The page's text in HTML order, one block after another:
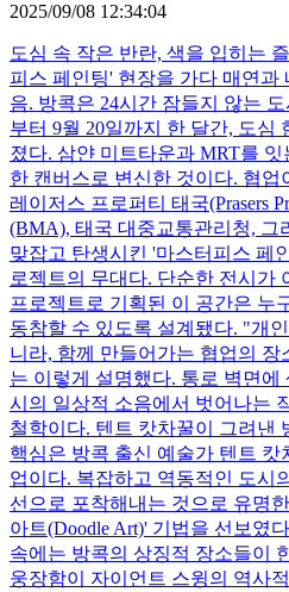
2025/09/08 12:34:04
도심 속 작은 반란, 색을 입히는
피스 페인팅' 현장을 가다 매연과
음. 방콕은 24시간 잠들지 않는
부터 9월 20일까지 한 달간, 도심
졌다. 삼얀 미트타운과 MRT를
한 캔버스로 변신한 것이다. 협업
레이저스 프로퍼티 태국(Prasers
(BMA), 태국 대중교통관리청, 그
맞잡고 탄생시킨 '마스터피스 페인
로젝트의 무대다. 단순한 전시가
프로젝트로 기획된 이 공간은 누
동참할 수 있도록 설계됐다. "개
니라, 함께 만들어가는 협업의
는 이렇게 설명했다. 통로 벽면에
시의 일상적 소음에서 벗어나는
철학이다. 텐트 캇차꿀이 그려낸
핵심은 방콕 출신 예술가 텐트 캇
업이다. 복잡하고 역동적인 도시
선으로 포착해내는 것으로 유명
아트(Doodle Art)' 기법을 선보였
속에는 방콕의 상징적 장소들이
웅장함이 자이언트 스윙의 역사